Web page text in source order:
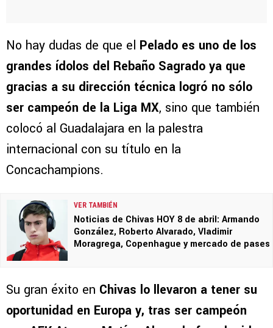
No hay dudas de que el Pelado es uno de los
grandes ídolos del Rebaño Sagrado ya que
gracias a su dirección técnica logró no sólo
ser campeón de la Liga MX, sino que también
colocó al Guadalajara en la palestra
internacional con su título en la
Concachampions.
VER TAMBIÉN
Noticias de Chivas HOY 8 de abril: Armando
González, Roberto Alvarado, Vladimir
Moragrega, Copenhague y mercado de pases
Su gran éxito en Chivas lo llevaron a tener su
oportunidad en Europa y, tras ser campeón